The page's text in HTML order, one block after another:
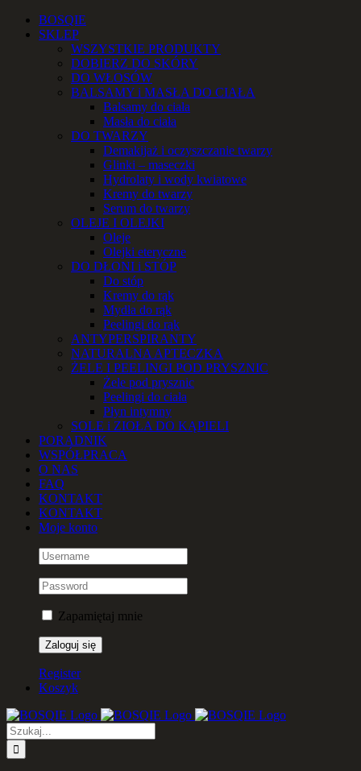
Przejdź
zawartości
Facebook
Instagram
YouTube
Email
TelefonBOSQIE
SKLEP
WSZYSTKIE PRODUKTY
DOBIERZ DO SKÓRY
DO WŁOSÓW
BALSAMY i MASŁA DO CIAŁA
Balsamy do ciała
Masła do ciała
DO TWARZY
Demakijaż i oczyszczanie twarzy
Glinki – maseczki
Hydrolaty i wody kwiatowe
Kremy do twarzy
Serum do twarzy
OLEJE I OLEJKI
Oleje
Olejki eteryczne
DO DŁONI i STÓP
Do stóp
Kremy do rąk
Mydła do rąk
Peelingi do rąk
ANTYPERSPIRANTY
NATURALNA APTECZKA
ŻELE I PEELINGI POD PRYSZNIC
Żele pod prysznic
Peelingi do ciała
Płyn intymny
SOLE i ZIOŁA DO KĄPIELI
PORADNIK
WSPÓŁPRACA
O NAS
FAQ
KONTAKT
KONTAKT
Moje konto
Zapamiętaj mnie
Register
Koszyk
Szukaj